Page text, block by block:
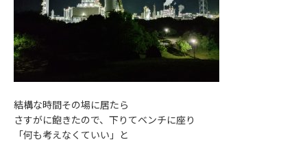
結構な時間その場に居たら
さすがに飽きたので、下りてベンチに座り
「何も考えなくていい」と